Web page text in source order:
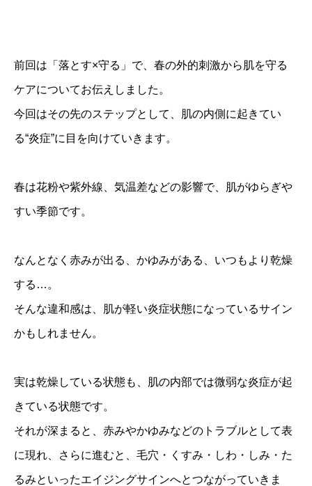
前回は「落とす×守る」で、春の外的刺激から肌を守る
ケアについてお伝えしました。
今回はその先のステップとして、肌の内側に起きてい
る“炎症”に目を向けていきます。
春は花粉や紫外線、気温差などの影響で、肌がゆらぎや
すい季節です。
なんとなく赤みが出る、かゆみがある、いつもより乾燥
する…。
そんな違和感は、肌が軽い炎症状態になっているサイン
かもしれません。
実は乾燥している状態も、肌の内部では微弱な炎症が起
きている状態です。
それが深まると、赤みやかゆみなどのトラブルとして表
に現れ、さらに進むと、毛穴・くすみ・しわ・しみ・た
るみといったエイジングサインへとつながっていきま